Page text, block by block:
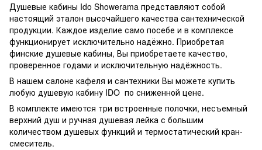
Душевые кабины Ido Showerama представляют собой
настоящий эталон высочайшего качества сантехнической
продукции. Каждое изделие само посебе и в комплексе
функционирует исключительно надёжно. Приобретая
финские душевые кабины, Вы приобретаете качество,
проверенное годами и исключительную надёжность.
В нашем салоне кафеля и сантехники Вы можете купить
любую душевую кабину IDO по сниженной цене.
В комплекте имеются три встроенные полочки, несъемный
верхний душ и ручная душевая лейка с большим
количеством душевых функций и термостатический кран-
смеситель.